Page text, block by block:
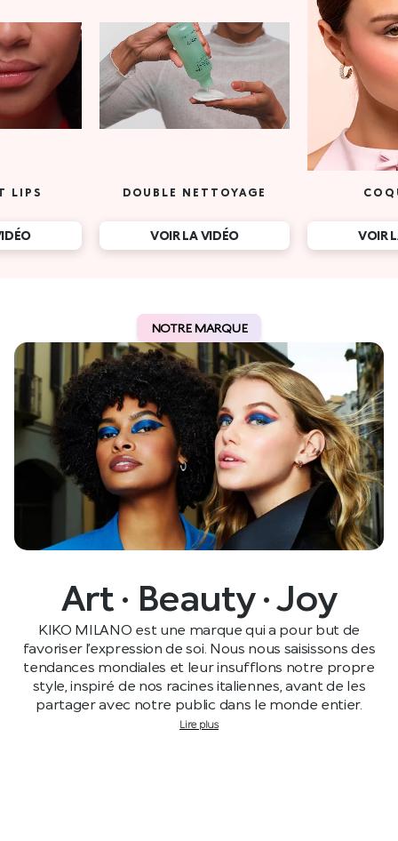
LIPS DOUBLE NETTOYAGE
VOIR LA VIDÉO VOIR
NOTRE MARQUE
Art · Beauty · Joy
KIKO MILANO est une marque qui a pour but de
favoriser l’expression de soi. Nous nous saisissons des
tendances mondiales et leur insufflons notre propre
style, inspiré de nos racines italiennes, avant de les
partager avec notre public dans le monde entier.
Lire plus